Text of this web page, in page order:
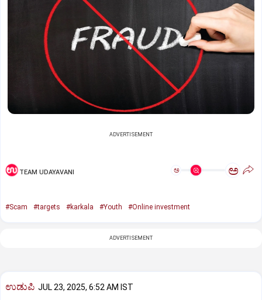
ADVERTISEMENT
TEAM UDAYAVANI ಅ ಅ
#Scam #targets #karkala #Youth #Online investment
ADVERTISEMENT
ಉಡುಪಿ JUL 23, 2025, 6:52 AM IST